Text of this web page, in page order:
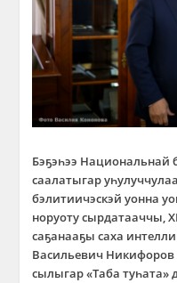
Бэҕэһээ Национальнай
саалатыгар
бэлитиичэскэй уонна
норуоту сырдатааччы,
саҕанааҕы саха
Васильевич Никифоров
сылыгар «Таба туһата»